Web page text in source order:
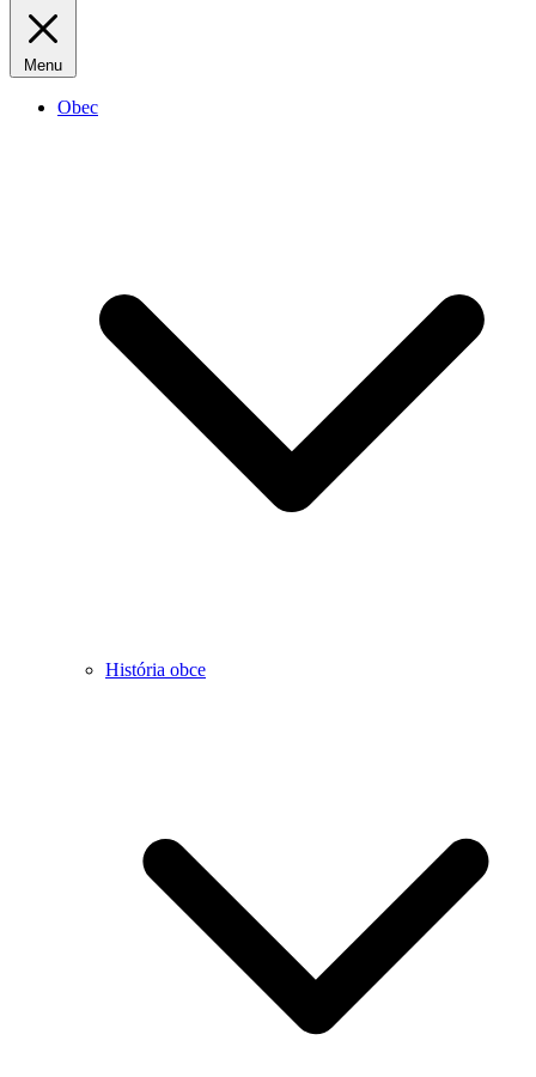
Menu
Obec
História obce